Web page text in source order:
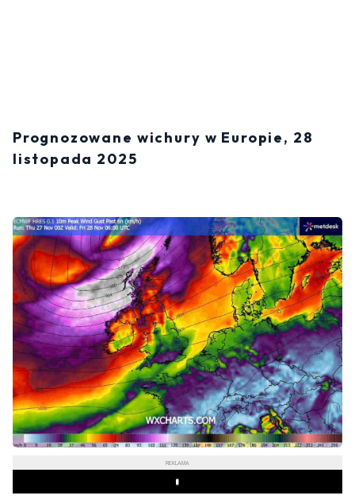
Prognozowane wichury w Europie, 28
listopada 2025
REKLAMA
Play